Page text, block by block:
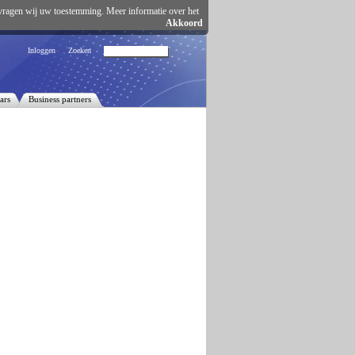
Business partners
Zoeken
Inloggen
wij uw toestemming. Meer informatie over het
Akkoord